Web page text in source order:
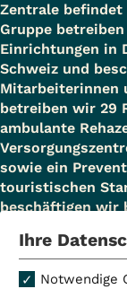
Zentrale befindet
Gruppe
Einrichtungen in
Schweiz und
Mitarbeiterinnen
betreiben wir 29
ambulante
sowie ein
touristischen
beschäftigen wir
Ihre
Notwendige